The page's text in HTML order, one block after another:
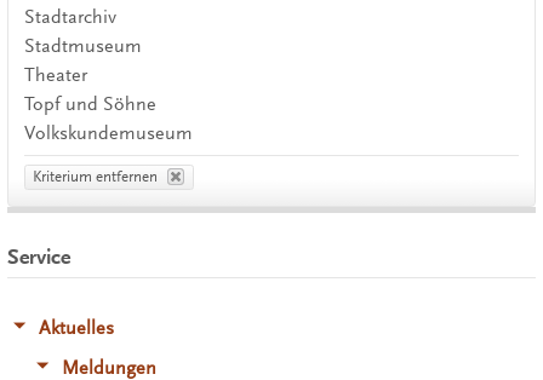
Stadtarchiv
Stadtmuseum
Theater
Topf und Söhne
Volkskundemuseum
Kriterium entfernen
Service
Aktuelles
Meldungen